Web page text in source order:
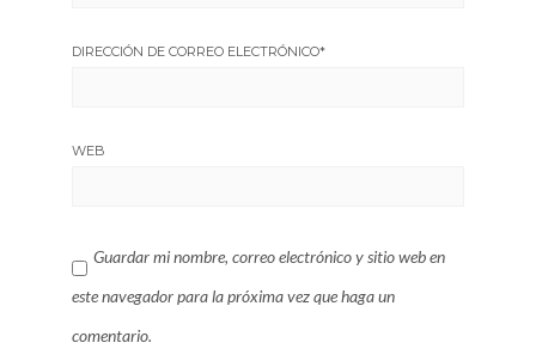
DIRECCIÓN DE CORREO ELECTRÓNICO*
WEB
Guardar mi nombre, correo electrónico y sitio web en
este navegador para la próxima vez que haga un
comentario.